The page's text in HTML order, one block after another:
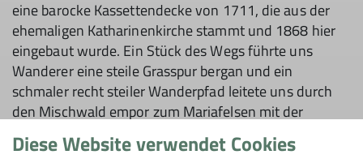
eine barocke Kassettendecke von 1711, die aus der
ehemaligen Katharinenkirche stammt und 1868 hier
eingebaut wurde. Ein Stück des Wegs führte uns
Wanderer eine steile Grasspur bergan und ein
schmaler recht steiler Wanderpfad leitete uns durch
den Mischwald empor zum Mariafelsen mit der
hübschen Mariengrotte.
Diese Website verwendet Cookies